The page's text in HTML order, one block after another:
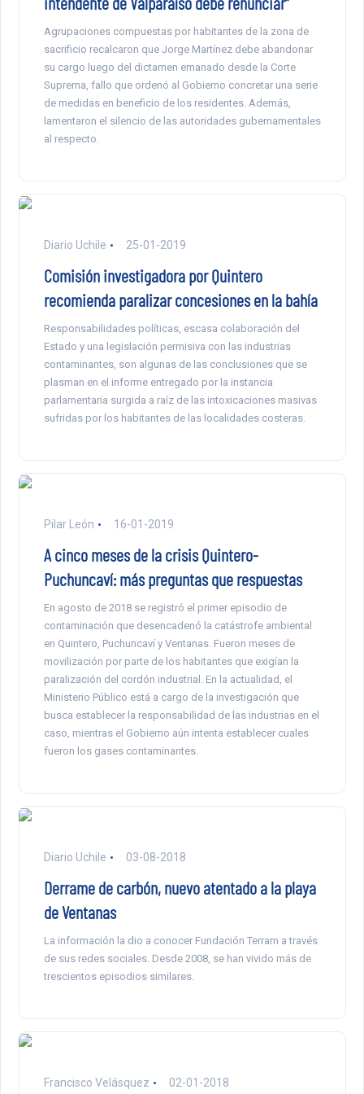
Agrupaciones compuestas por habitantes de la zona de
sacrificio recalcaron que Jorge Martínez debe abandonar
su cargo luego del dictamen emanado desde la Corte
Suprema, fallo que ordenó al Gobierno concretar una serie
de medidas en beneficio de los residentes. Además,
lamentaron el silencio de las autoridades gubernamentales
al respecto.
Diario Uchile 25-01-2019
Comisión investigadora por Quintero
recomienda paralizar concesiones en la bahía
Responsabilidades políticas, escasa colaboración del
Estado y una legislación permisiva con las industrias
contaminantes, son algunas de las conclusiones que se
plasman en el informe entregado por la instancia
parlamentaria surgida a raíz de las intoxicaciones masivas
sufridas por los habitantes de las localidades costeras.
Pilar León 16-01-2019
A cinco meses de la crisis Quintero-
Puchuncaví: más preguntas que respuestas
En agosto de 2018 se registró el primer episodio de
contaminación que desencadenó la catástrofe ambiental
en Quintero, Puchuncaví y Ventanas. Fueron meses de
movilización por parte de los habitantes que exigían la
paralización del cordón industrial. En la actualidad, el
Ministerio Público está a cargo de la investigación que
busca establecer la responsabilidad de las industrias en el
caso, mientras el Gobierno aún intenta establecer cuales
fueron los gases contaminantes.
Diario Uchile 03-08-2018
Derrame de carbón, nuevo atentado a la playa
de Ventanas
La información la dio a conocer Fundación Terram a través
de sus redes sociales. Desde 2008, se han vivido más de
trescientos episodios similares.
Francisco Velásquez 02-01-2018